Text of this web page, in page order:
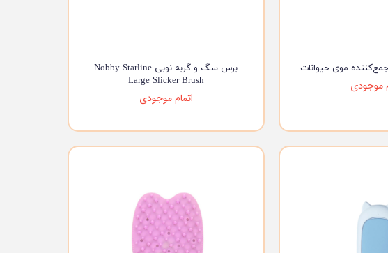
موی حیوانات
موجودی
برس سگ و گربه نوبی Nobby Starline
Large Slicker Brush
اتمام موجودی